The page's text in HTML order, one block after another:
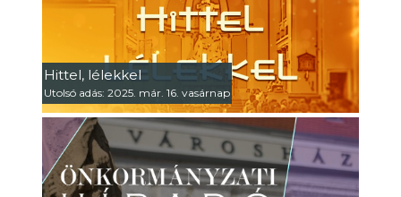
Hittel, lélekkel
Utolsó adás: 2025. már. 16. vasárnap